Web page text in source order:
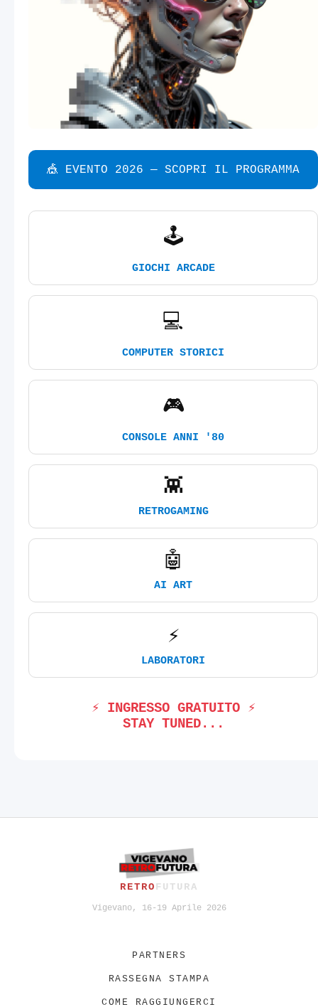
🎪 EVENTO 2026 — SCOPRI IL PROGRAMMA
🕹️
GIOCHI ARCADE
💻
COMPUTER STORICI
🎮
CONSOLE ANNI '80
👾
RETROGAMING
🤖
AI ART
⚡
LABORATORI
⚡ INGRESSO GRATUITO ⚡
STAY TUNED...
RETROFUTURA
Vigevano, 16-19 Aprile 2026
PARTNERS
RASSEGNA STAMPA
COME RAGGIUNGERCI